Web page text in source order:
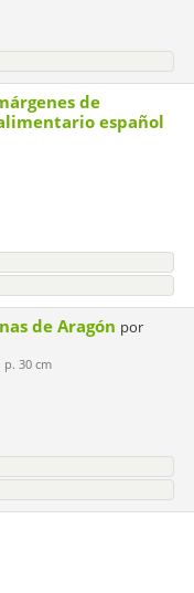
de
español
de Aragón por
p. 30 cm